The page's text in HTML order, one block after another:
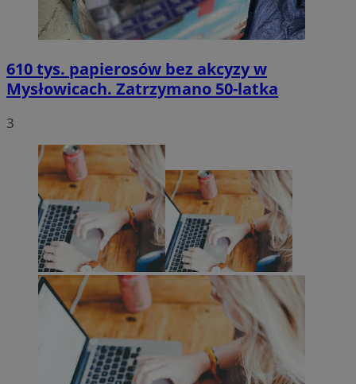
610 tys. papierosów bez akcyzy w
Mysłowicach. Zatrzymano 50-latka
3